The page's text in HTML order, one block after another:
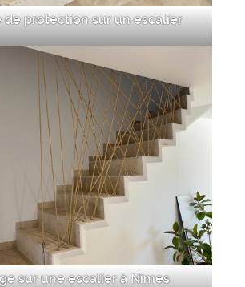
de protection sur un escalier
sur une escalier à Nîmes